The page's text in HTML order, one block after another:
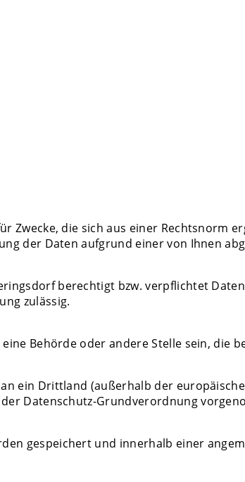
Zwecke, die sich aus einer Rechtsnorm
der Daten aufgrund einer von Ihnen
berechtigt bzw. verpflichtet
zulässig.
Behörde oder andere Stelle sein, die
ein Drittland (außerhalb der
Datenschutz-Grundverordnung
gespeichert und innerhalb einer